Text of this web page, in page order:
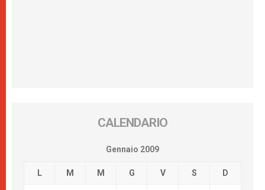
CALENDARIO
Gennaio 2009
L M M G V S D